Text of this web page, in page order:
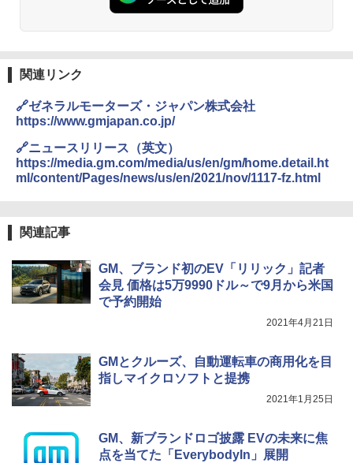
関連リンク
🔗ゼネラルモーターズ・ジャパン株式会社
https://www.gmjapan.co.jp/
🔗ニュースリリース（英文）
https://media.gm.com/media/us/en/gm/home.detail.ht
ml/content/Pages/news/us/en/2021/nov/1117-fz.html
関連記事
GM、ブランド初のEV「リリック」記者
会見 価格は5万9990ドル～で9月から米国
で予約開始
2021年4月21日
GMとクルーズ、自動運転車の商用化を目
指しマイクロソフトと提携
2021年1月25日
GM、新ブランドロゴ披露 EVの未来に焦
点を当てた「EverybodyIn」展開